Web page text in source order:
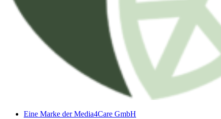
Eine Marke der Media4Care GmbH